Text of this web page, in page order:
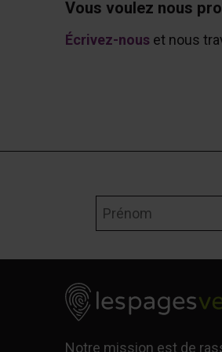
Vous voulez nous
Écrivez-nouset nous
Notre mission est de